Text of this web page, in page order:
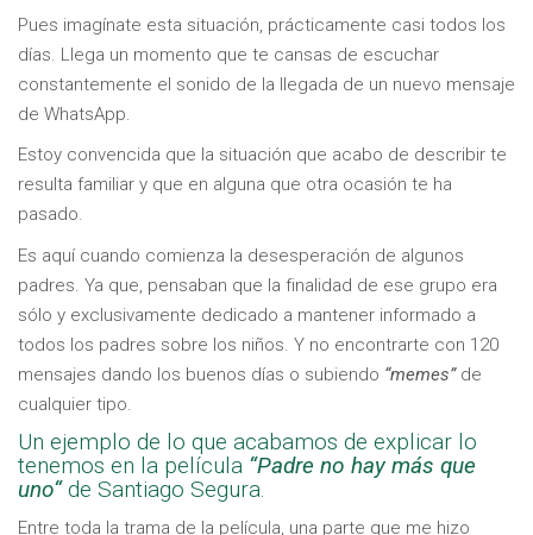
Pues imagínate esta situación, prácticamente casi todos los
días. Llega un momento que te cansas de escuchar
constantemente el sonido de la llegada de un nuevo mensaje
de WhatsApp.
Estoy convencida que la situación que acabo de describir te
resulta familiar y que en alguna que otra ocasión te ha
pasado.
Es aquí cuando comienza la desesperación de algunos
padres. Ya que, pensaban que la finalidad de ese grupo era
sólo y exclusivamente dedicado a mantener informado a
todos los padres sobre los niños. Y no encontrarte con 120
mensajes dando los buenos días o subiendo “memes”de
cualquier tipo.
Un ejemplo de lo que acabamos de explicar lo
tenemos en la película “Padre no hay más que
uno“de Santiago Segura.
Entre toda la trama de la película, una parte que me hizo